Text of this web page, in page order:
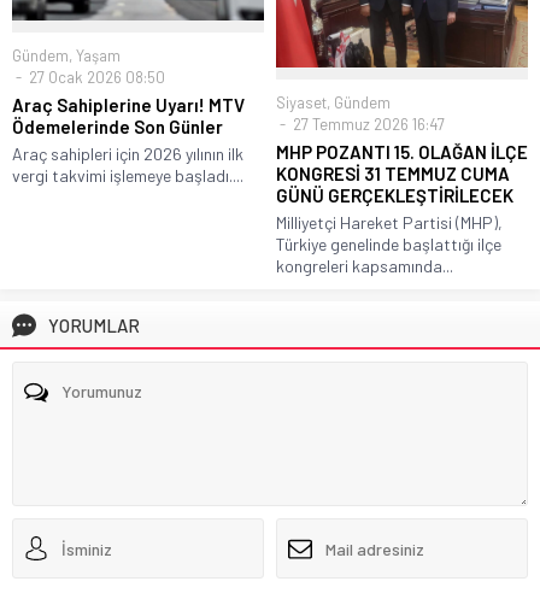
Gündem, Yaşam
27 Ocak 2026 08:50
Araç Sahiplerine Uyarı! MTV
Ödemelerinde Son Günler
Araç sahipleri için 2026 yılının ilk
vergi takvimi işlemeye başladı....
Siyaset, Gündem
27 Temmuz 2026 16:47
MHP POZANTI 15. OLAĞAN İLÇE
KONGRESİ 31 TEMMUZ CUMA
GÜNÜ GERÇEKLEŞTİRİLECEK
Milliyetçi Hareket Partisi (MHP),
Türkiye genelinde başlattığı ilçe
kongreleri kapsamında...
YORUMLAR